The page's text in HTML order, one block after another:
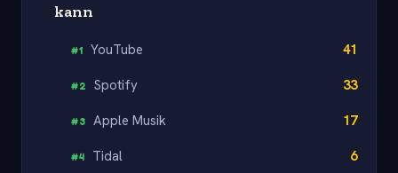
kann
#1 YouTube 41
#2 Spotify 33
#3 Apple Musik 17
#4 Tidal 6